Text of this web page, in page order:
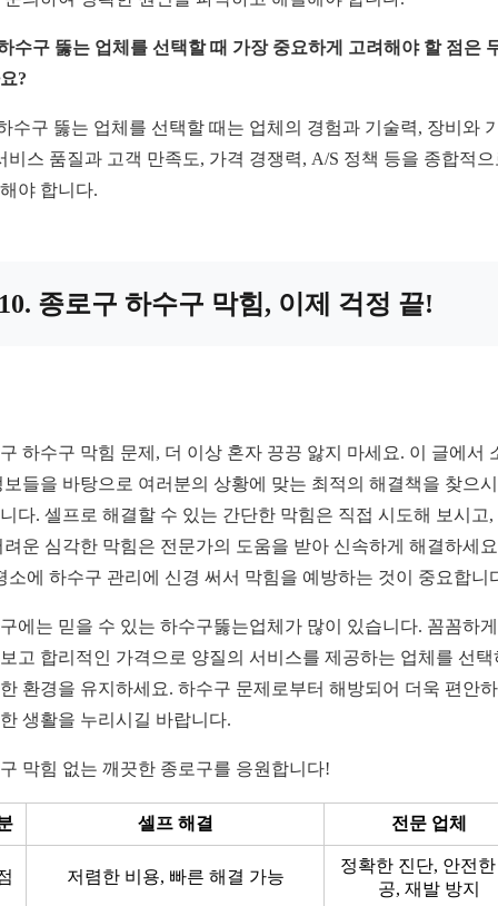
수구 뚫는 업체를 선택할 때 가장 중요하게 고려해야 할 점은
?
수구 뚫는 업체를 선택할 때는 업체의 경험과 기술력, 장비와
비스 품질과 고객 만족도, 가격 경쟁력, A/S 정책 등을 종합적
야 합니다.
종로구 하수구 막힘, 이제 걱정 끝!
하수구 막힘 문제, 더 이상 혼자 끙끙 앓지 마세요. 이 글에서
보들을 바탕으로 여러분의 상황에 맞는 최적의 해결책을 찾으
다. 셀프로 해결할 수 있는 간단한 막힘은 직접 시도해 보시고,
려운 심각한 막힘은 전문가의 도움을 받아 신속하게 해결하세
소에 하수구 관리에 신경 써서 막힘을 예방하는 것이 중요합니
에는 믿을 수 있는 하수구뚫는업체가 많이 있습니다. 꼼꼼하
고 합리적인 가격으로 양질의 서비스를 제공하는 업체를 선택
환경을 유지하세요. 하수구 문제로부터 해방되어 더욱 편안
생활을 누리시길 바랍니다.
막힘 없는 깨끗한 종로구를 응원합니다!
셀프 해결 전문 업체
저렴한 비용, 빠른 해결 가능
정확한 진단, 안전
공, 재발 방지